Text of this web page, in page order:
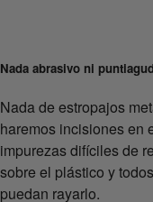
Nada abrasivo ni
Nada de estropajos
haremos incisiones en
impurezas difíciles de
sobre el plástico y
puedan rayarlo.